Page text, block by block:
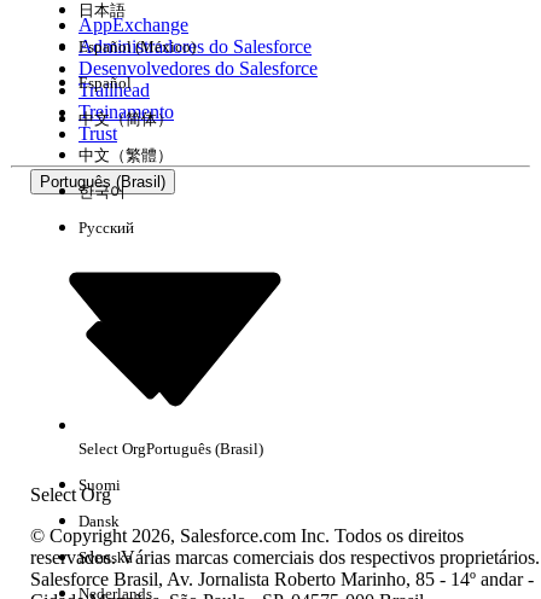
Experiência
Sem resultados
AppExchange
Administradores do Salesforce
Desenvolvedores do Salesforce
Trailhead
Treinamento
Trust
Português (Brasil)
Select Org
日本語
Español (México)
Español
中文（简体）
中文（繁體）
한국어
Русский
Select OrgPortuguês (Brasil)
Suomi
Dansk
Svenska
Nederlands
© Copyright 2026, Salesforce.com Inc. Todos os direitos
reservados. Várias marcas comerciais dos respectivos proprietários.
Salesforce Brasil, Av. Jornalista Roberto Marinho, 85 - 14º andar -